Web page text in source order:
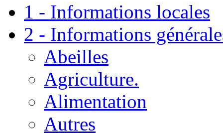
1 - Informations locales
2 - Informations
Abeilles
Agriculture.
Alimentation
Autres